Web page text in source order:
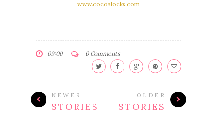
www.cocoalocks.com
09:00 0 Comments
NEWER
STORIES
OLDER
STORIES